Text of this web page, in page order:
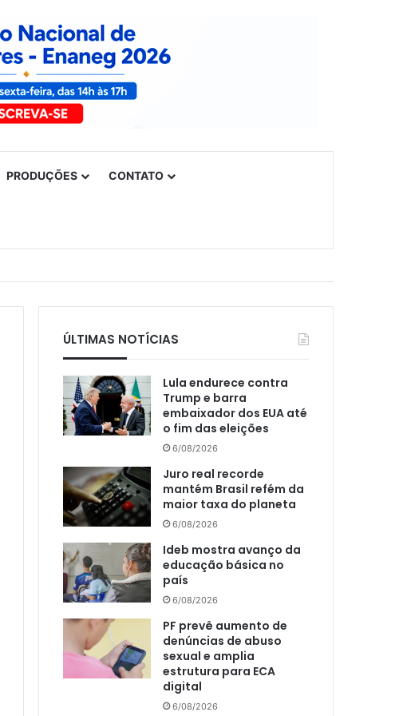
PRODUÇÕES CONTATO
ÚLTIMAS NOTÍCIAS
Lula endurece contra
Trump e barra
embaixador dos EUA até
o fim das eleições
6/08/2026
Juro real recorde
mantém Brasil refém da
maior taxa do planeta
6/08/2026
Ideb mostra avanço da
educação básica no
país
6/08/2026
PF prevê aumento de
denúncias de abuso
sexual e amplia
estrutura para ECA
digital
6/08/2026